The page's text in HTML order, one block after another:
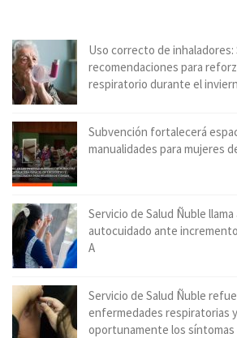
Uso correcto de inhaladores:
recomendaciones para
respiratorio durante el
Subvención fortalecerá
manualidades para mujeres
Servicio de Salud Ñuble
autocuidado ante
A
Servicio de Salud Ñuble
enfermedades respiratorias
oportunamente los síntomas